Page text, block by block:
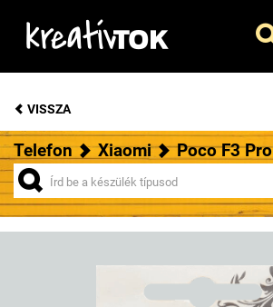
VISSZA
Telefon Xiaomi Poco F3 Pro